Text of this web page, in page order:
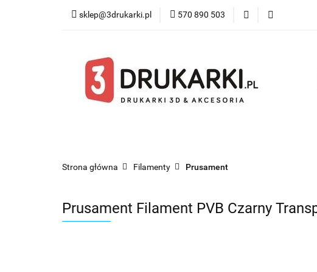
sklep@3drukarki.pl 570 890 503
Blog Bestsellery
Strona główna Filamenty Prusament
Prusament Filament PVB Czarny